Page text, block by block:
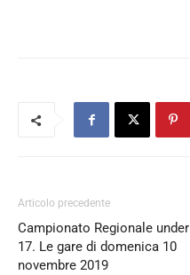
Articolo precedente
Campionato Regionale under
17. Le gare di domenica 10
novembre 2019